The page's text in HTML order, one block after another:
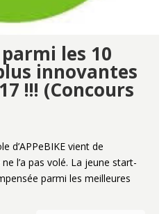
les 10
innovantes
!!! (Concours
d’APPeBIKE vient de
l’a pas volé. La jeune start-
parmi les meilleures